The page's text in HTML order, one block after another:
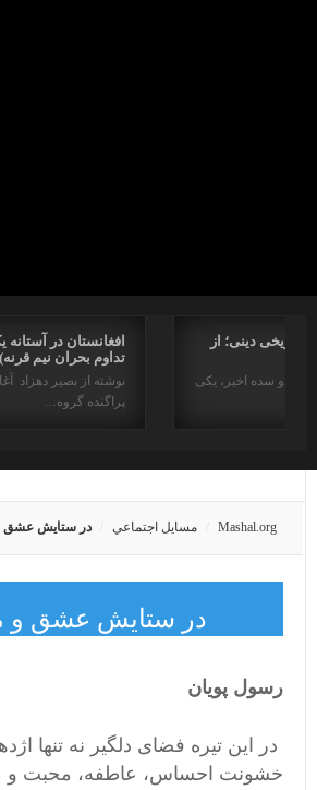
افغانستان در
تداوم بحران نیم قرنه)
نوشته از بصیر دهزاد
پراگنده گروه…
دینی؛ از
در دو سده اخیر، یکی
Mashal.org مسايل اجتماعي در ستایش عشق
در ستایش عشق و
رسول پویان
در این تیره فضای دلگیر نه تنها
خشونت احساس، عاطفه، محبت